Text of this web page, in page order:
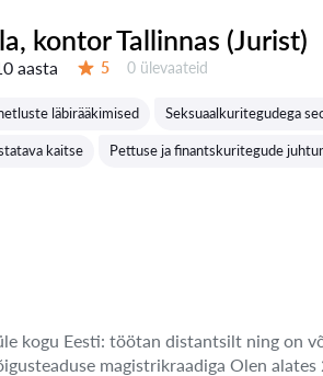
kontor Tallinnas (Jurist)
aasta 5 Ülevaateid:
0 ülevaateid
läbirääkimised Seksuaalkuritegudega
kaitse Pettuse ja finantskuritegude
kogu Eesti: töötan distantsilt ning on
magistrikraadiga Olen alates